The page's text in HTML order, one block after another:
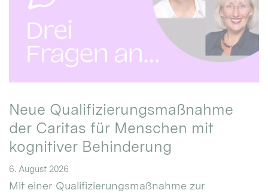
Neue Qualifizierungsmaßnahme
der Caritas für Menschen mit
kognitiver Behinderung
6. August 2026
Mit einer Qualifizierungsmaßnahme zur